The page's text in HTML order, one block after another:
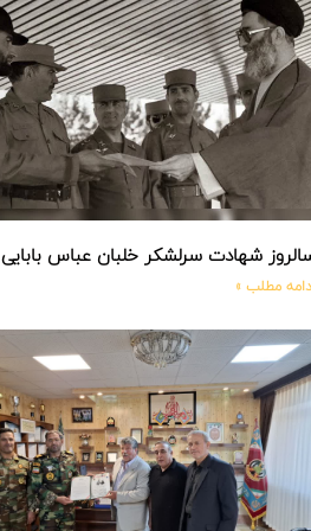
شهادت سرلشکر خلبان عباس بابایی
مطلب »